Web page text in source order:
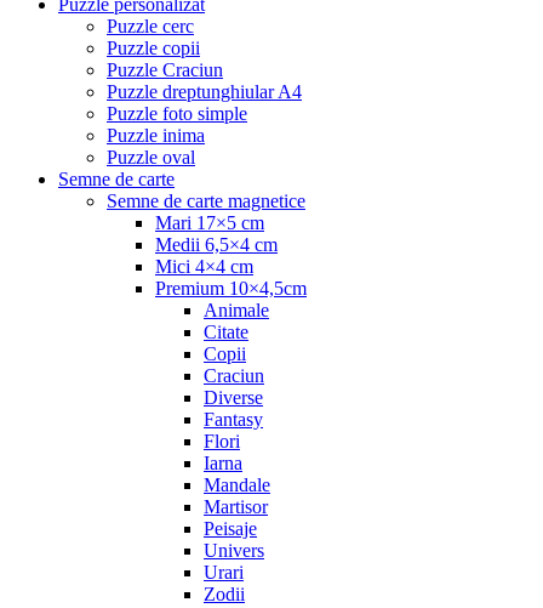
Puzzle personalizat
Puzzle cerc
Puzzle copii
Puzzle Craciun
Puzzle dreptunghiular A4
Puzzle foto simple
Puzzle inima
Puzzle oval
Semne de carte
Semne de carte magnetice
Mari 17×5 cm
Medii 6,5×4 cm
Mici 4×4 cm
Premium 10×4,5cm
Animale
Citate
Copii
Craciun
Diverse
Fantasy
Flori
Iarna
Mandale
Martisor
Peisaje
Univers
Urari
Zodii